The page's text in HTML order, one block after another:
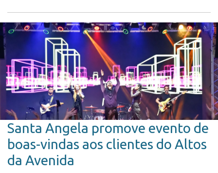
Santa Angela promove evento de
boas-vindas aos clientes do Altos
da Avenida